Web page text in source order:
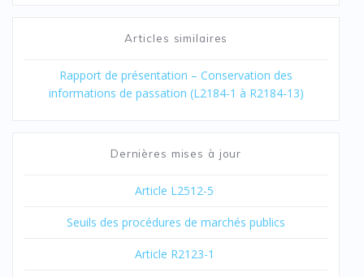
Articles similaires
Rapport de présentation – Conservation des
informations de passation (L2184-1 à R2184-13)
Dernières mises à jour
Article L2512-5
Seuils des procédures de marchés publics
Article R2123-1